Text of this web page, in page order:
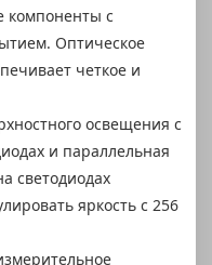
компоненты с
Оптическое
четкое и
освещения с
и параллельная
светодиодах
яркость с 256